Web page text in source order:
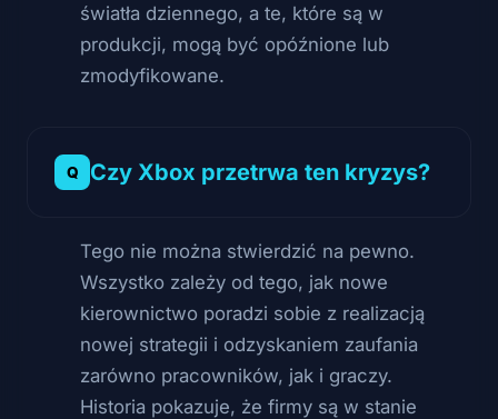
światła dziennego, a te, które są w
produkcji, mogą być opóźnione lub
zmodyfikowane.
Czy Xbox przetrwa ten kryzys?
Tego nie można stwierdzić na pewno.
Wszystko zależy od tego, jak nowe
kierownictwo poradzi sobie z realizacją
nowej strategii i odzyskaniem zaufania
zarówno pracowników, jak i graczy.
Historia pokazuje, że firmy są w stanie